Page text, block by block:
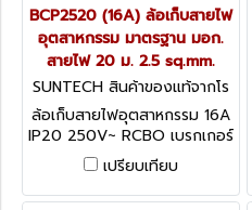
BCP2520 (16A) ล้อเก็บสายไฟ
อุตสาหกรรม มาตรฐาน มอก.
สายไฟ 20 ม. 2.5 sq.mm.
SUNTECH สินค้าของแท้จากโร
งงานผู้ผลิต BCP2520
ล้อเก็บสายไฟอุตสาหกรรม 16A
IP20 250V~ RCBO เบรกเกอร์
ป้องกันไฟดูด ไฟรั่ว ไฟช็อต
ตัดกระแสลัดวงจรป้องกัน
กระแสไฟเกิน
เปรียบเทียบ